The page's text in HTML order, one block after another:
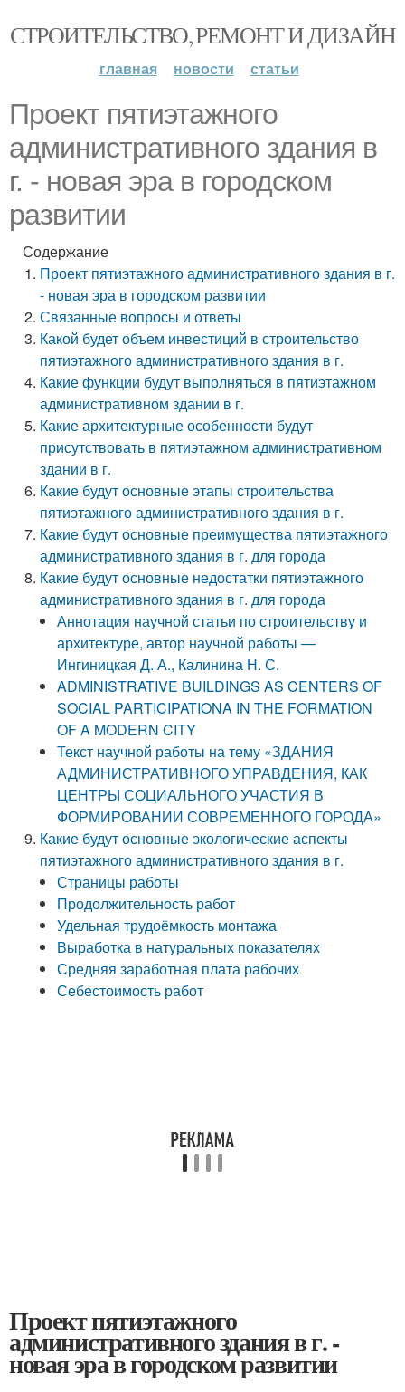
СТРОИТЕЛЬСТВО, РЕМОНТ И ДИЗАЙН
главная новости статьи
Проект пятиэтажного
административного здания в
г. - новая эра в городском
развитии
Содержание
Проект пятиэтажного административного здания в г.
- новая эра в городском развитии
Связанные вопросы и ответы
Какой будет объем инвестиций в строительство
пятиэтажного административного здания в г.
Какие функции будут выполняться в пятиэтажном
административном здании в г.
Какие архитектурные особенности будут
присутствовать в пятиэтажном административном
здании в г.
Какие будут основные этапы строительства
пятиэтажного административного здания в г.
Какие будут основные преимущества пятиэтажного
административного здания в г. для города
Какие будут основные недостатки пятиэтажного
административного здания в г. для города
Аннотация научной статьи по строительству и
архитектуре, автор научной работы —
Ингиницкая Д. А., Калинина Н. С.
ADMINISTRATIVE BUILDINGS AS CENTERS OF
SOCIAL PARTICIPATIONA IN THE FORMATION
OF A MODERN CITY
Текст научной работы на тему «ЗДАНИЯ
АДМИНИСТРАТИВНОГО УПРАВДЕНИЯ, КАК
ЦЕНТРЫ СОЦИАЛЬНОГО УЧАСТИЯ В
ФОРМИРОВАНИИ СОВРЕМЕННОГО ГОРОДА»
Какие будут основные экологические аспекты
пятиэтажного административного здания в г.
Страницы работы
Продолжительность работ
Удельная трудоёмкость монтажа
Выработка в натуральных показателях
Средняя заработная плата рабочих
Себестоимость работ
Проект пятиэтажного
административного здания в г. -
новая эра в городском развитии